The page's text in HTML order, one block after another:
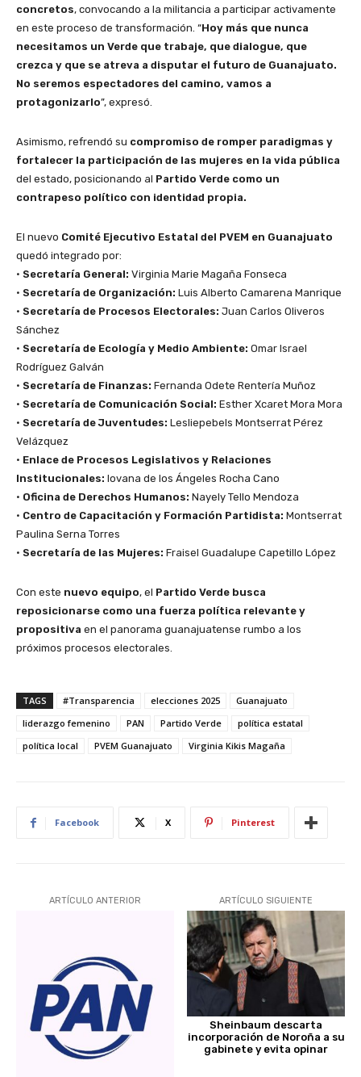
concretos, convocando a la militancia a participar activamente
en este proceso de transformación. “Hoy más que nunca
necesitamos un Verde que trabaje, que dialogue, que
crezca y que se atreva a disputar el futuro de Guanajuato.
No seremos espectadores del camino, vamos a
protagonizarlo”, expresó.
Asimismo, refrendó su compromiso de romper paradigmas y
fortalecer la participación de las mujeres en la vida pública
del estado, posicionando al Partido Verde como un
contrapeso político con identidad propia.
El nuevo Comité Ejecutivo Estatal del PVEM en Guanajuato
quedó integrado por:
• Secretaría General: Virginia Marie Magaña Fonseca
• Secretaría de Organización: Luis Alberto Camarena Manrique
• Secretaría de Procesos Electorales: Juan Carlos Oliveros
Sánchez
• Secretaría de Ecología y Medio Ambiente: Omar Israel
Rodríguez Galván
• Secretaría de Finanzas: Fernanda Odete Rentería Muñoz
• Secretaría de Comunicación Social: Esther Xcaret Mora Mora
• Secretaría de Juventudes: Lesliepebels Montserrat Pérez
Velázquez
• Enlace de Procesos Legislativos y Relaciones
Institucionales: Iovana de los Ángeles Rocha Cano
• Oficina de Derechos Humanos: Nayely Tello Mendoza
• Centro de Capacitación y Formación Partidista: Montserrat
Paulina Serna Torres
• Secretaría de las Mujeres: Fraisel Guadalupe Capetillo López
Con este nuevo equipo, el Partido Verde busca
reposicionarse como una fuerza política relevante y
propositiva en el panorama guanajuatense rumbo a los
próximos procesos electorales.
TAGS #Transparencia elecciones 2025
Guanajuato
liderazgo femenino
PAN Partido Verde
política estatal
política local
PVEM Guanajuato Virginia Kikis Magaña
Facebook X Pinterest
ARTÍCULO ANTERIOR ARTÍCULO SIGUIENTE
Sheinbaum descarta
incorporación de Noroña a su
gabinete y evita opinar